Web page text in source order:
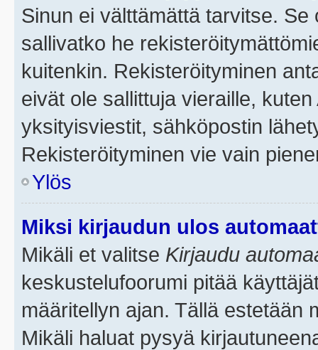
Sinun ei välttämättä tarvitse.
sallivatko he
kuitenkin. Rekisteröityminen
eivät ole sallittuja vieraille,
yksityisviestit, sähköpostin
Rekisteröityminen vie vain
Ylös
Miksi kirjaudun ulos
Mikäli et valitse Kirjaudu
keskustelufoorumi pitää
määritellyn ajan. Tällä estetään
Mikäli haluat pysyä